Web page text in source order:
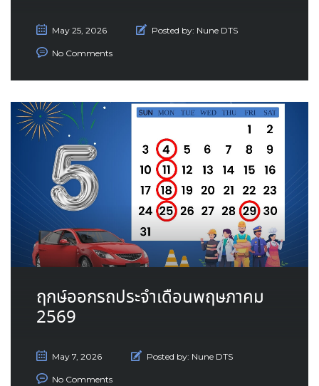
May 25, 2026 Posted by: Nune DTS
No Comments
ฤกษ์ออกรถประจำเดือนพฤษภาคม
2569
May 7, 2026 Posted by: Nune DTS
No Comments